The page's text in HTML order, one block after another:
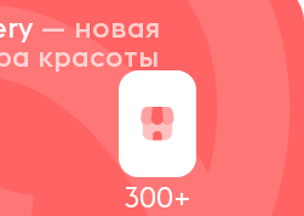
— новая
красоты
300+